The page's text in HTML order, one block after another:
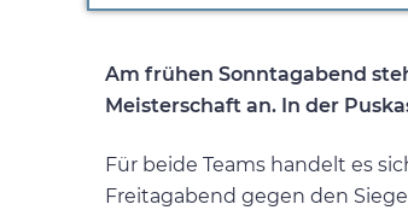
Am frühen Sonntagabend
Meisterschaft an. In der
Für beide Teams handelt es
Freitagabend gegen den